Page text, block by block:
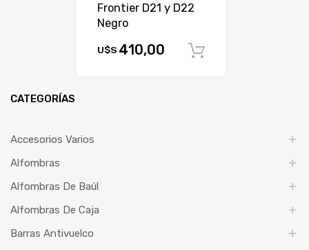
Frontier D21 y D22
Negro
U$S 410,00
CATEGORÍAS
Accesorios Varios
Alfombras
Alfombras De Baúl
Alfombras De Caja
Barras Antivuelco